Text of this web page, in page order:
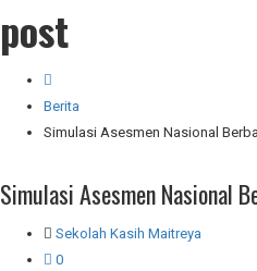
post
Berita
Simulasi Asesmen Nasional
Simulasi Asesmen Nasional
Sekolah Kasih Maitreya
0